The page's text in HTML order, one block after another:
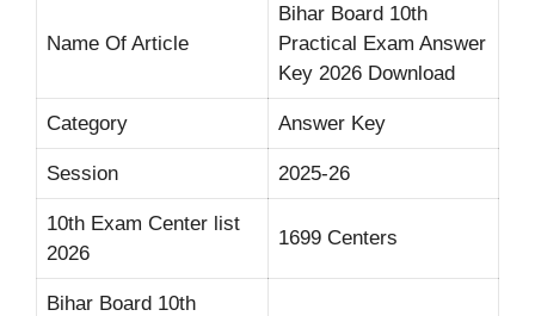
Name Of Article
Bihar Board 10th
Practical Exam Answer
Key 2026 Download
Category Answer Key
Session 2025-26
10th Exam Center list
2026
1699 Centers
Bihar Board 10th